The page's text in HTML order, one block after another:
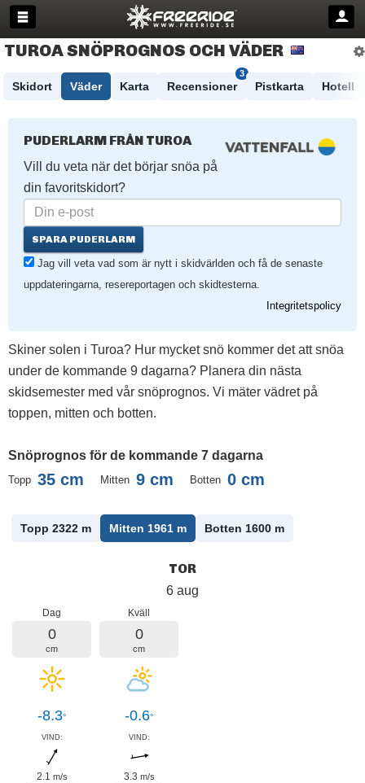
TUROA SNÖPROGNOS OCH VÄDER
Skidort Väder Karta Recensioner
3
Pistkarta Hotell
PUDERLARM FRÅN TUROA
Vill du veta när det börjar snöa på
din favoritskidort?
SPARA PUDERLARM
Jag vill veta vad som är nytt i skidvärlden och få de senaste
uppdateringarna, resereportagen och skidtesterna.
Integritetspolicy
Skiner solen i Turoa? Hur mycket snö kommer det att snöa
under de kommande 9 dagarna? Planera din nästa
skidsemester med vår snöprognos. Vi mäter vädret på
toppen, mitten och botten.
Snöprognos för de kommande 7 dagarna
Topp 35 cm Mitten 9 cm Botten 0 cm
Topp 2322 m Mitten 1961 m Botten 1600 m
TOR
6 aug
Dag
0
cm
-8.3°
VIND:
2.1 m/s
Kväll
0
cm
-0.6°
VIND:
3.3 m/s